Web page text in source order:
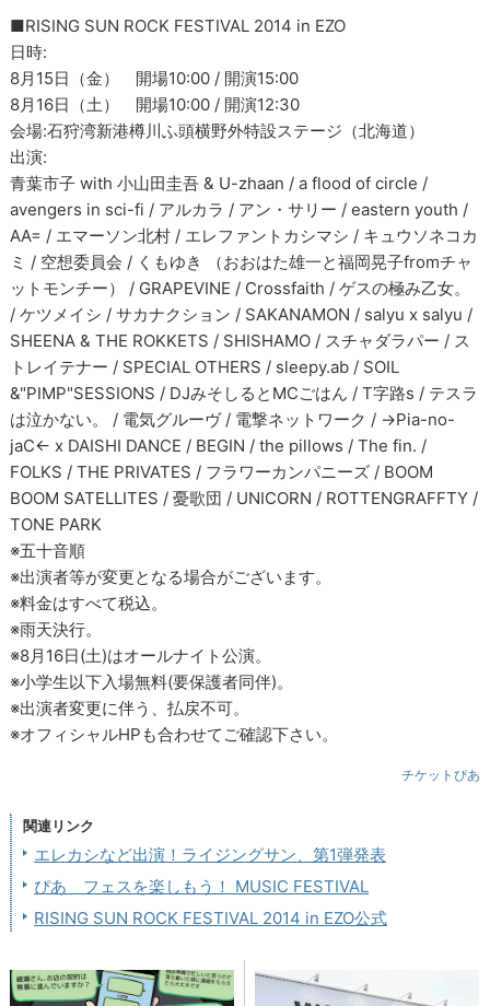
■RISING SUN ROCK FESTIVAL 2014 in EZO
日時:
8月15日（金） 開場10:00 / 開演15:00
8月16日（土） 開場10:00 / 開演12:30
会場:石狩湾新港樽川ふ頭横野外特設ステージ（北海道）
出演:
青葉市子 with 小山田圭吾 & U-zhaan / a flood of circle /
avengers in sci-fi / アルカラ / アン・サリー / eastern youth /
AA= / エマーソン北村 / エレファントカシマシ / キュウソネコカ
ミ / 空想委員会 / くもゆき （おおはた雄一と福岡晃子fromチャ
ットモンチー） / GRAPEVINE / Crossfaith / ゲスの極み乙女。
/ ケツメイシ / サカナクション / SAKANAMON / salyu x salyu /
SHEENA & THE ROKKETS / SHISHAMO / スチャダラパー / ス
トレイテナー / SPECIAL OTHERS / sleepy.ab / SOIL
&"PIMP"SESSIONS / DJみそしるとMCごはん / T字路s / テスラ
は泣かない。 / 電気グルーヴ / 電撃ネットワーク / →Pia-no-
jaC← x DAISHI DANCE / BEGIN / the pillows / The fin. /
FOLKS / THE PRIVATES / フラワーカンパニーズ / BOOM
BOOM SATELLITES / 憂歌団 / UNICORN / ROTTENGRAFFTY /
TONE PARK
※五十音順
※出演者等が変更となる場合がございます。
※料金はすべて税込。
※雨天決行。
※8月16日(土)はオールナイト公演。
※小学生以下入場無料(要保護者同伴)。
※出演者変更に伴う、払戻不可。
※オフィシャルHPも合わせてご確認下さい。
チケットぴあ
関連リンク
エレカシなど出演！ライジングサン、第1弾発表
ぴあ フェスを楽しもう！ MUSIC FESTIVAL
RISING SUN ROCK FESTIVAL 2014 in EZO公式